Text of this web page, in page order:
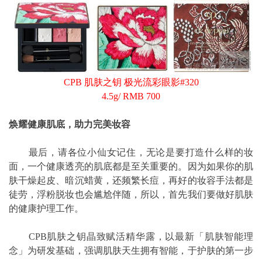
CPB 肌肤之钥 极光流彩眼影#320
4.5g/ RMB 700
焕耀健康肌底，助力完美妆容
最后，请各位小仙女记住，无论是要打造什么样的妆
面，一个健康透亮的肌底都是至关重要的。因为如果你的肌
肤干燥起皮、暗沉蜡黄，还频繁长痘，再好的妆容手法都是
徒劳，浮粉脱妆也会尴尬伴随，所以，首先我们要做好肌肤
的健康护理工作。
CPB肌肤之钥晶致赋活精华露，以最新「肌肤智能理
念」为研发基础，强调肌肤天生拥有智能，于护肤的第一步